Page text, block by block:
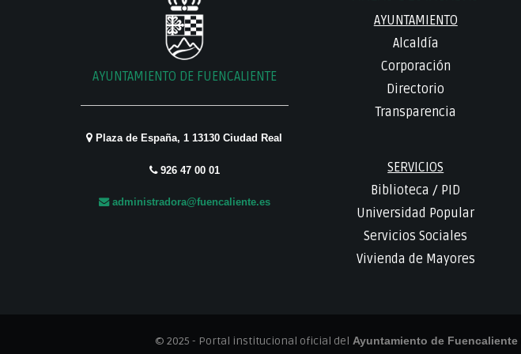
AYUNTAMIENTO DE FUENCALIENTE
Plaza de España, 1 13130 Ciudad Real
926 47 00 01
administradora@fuencaliente.es
AYUNTAMIENTO
Alcaldía
Corporación
Directorio
Transparencia
SERVICIOS
Biblioteca / PID
Universidad Popular
Servicios Sociales
Vivienda de Mayores
© 2025 - Portal institucional oficial del Ayuntamiento de Fuencaliente